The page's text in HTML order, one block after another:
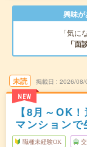
興味
「気に
「面
未読
NEW
掲載日 2026/08/
【8月～OK
マンション
職種未経験OK